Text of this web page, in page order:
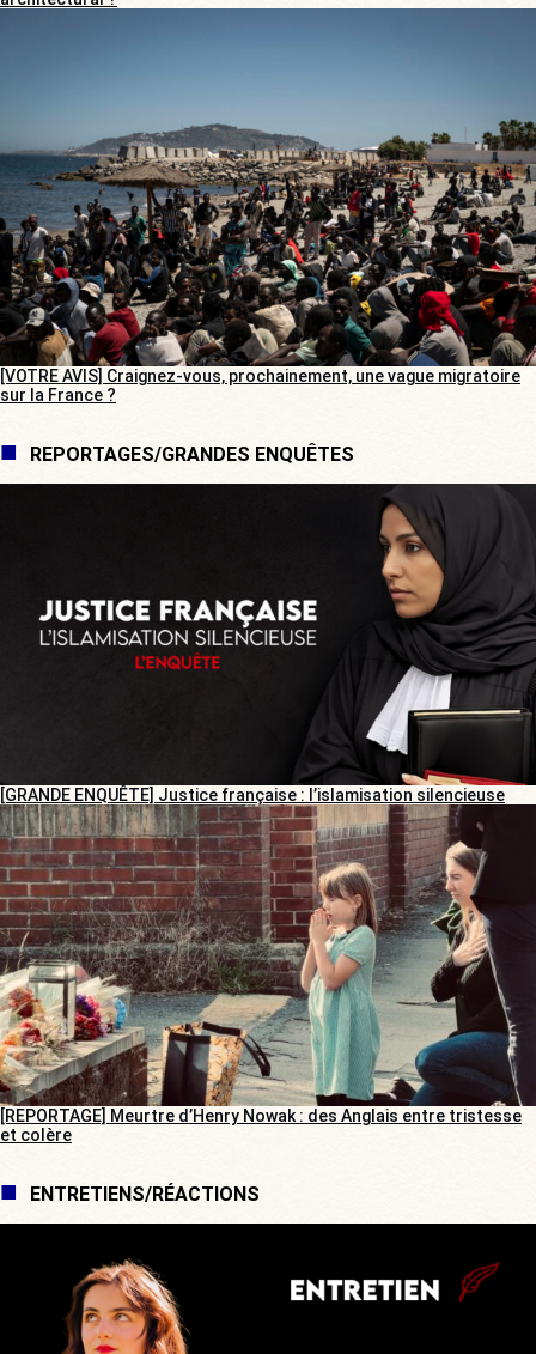
[VOTRE AVIS] Craignez-vous, prochainement, une vague migratoire
sur la France ?
REPORTAGES/GRANDES ENQUÊTES
[GRANDE ENQUÊTE] Justice française : l’islamisation silencieuse
[REPORTAGE] Meurtre d’Henry Nowak : des Anglais entre tristesse
et colère
ENTRETIENS/RÉACTIONS